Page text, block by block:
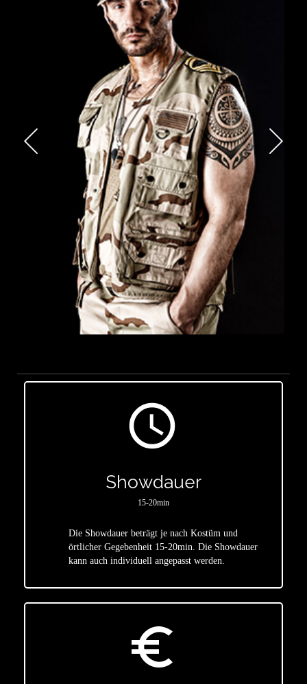
access_time
Showdauer
15-20min
Die Showdauer beträgt je nach Kostüm und
örtlicher Gegebenheit 15-20min. Die Showdauer
kann auch individuell angepasst werden.
euro_symbol